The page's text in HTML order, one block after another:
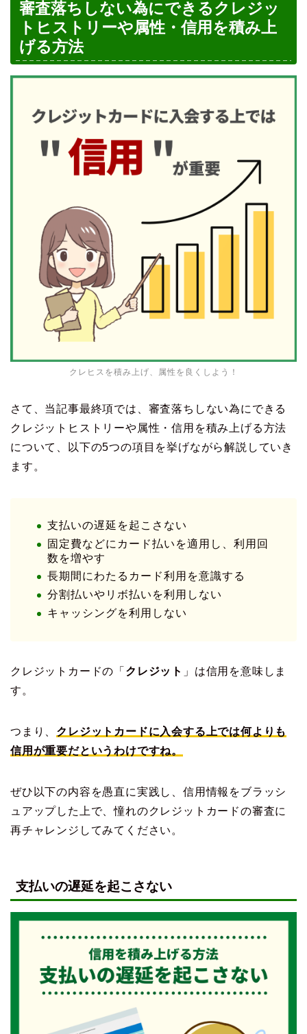
審査落ちしない為にできるクレジッ
トヒストリーや属性・信用を積み上
げる方法
クレヒスを積み上げ、属性を良くしよう！
さて、当記事最終項では、審査落ちしない為にできる
クレジットヒストリーや属性・信用を積み上げる方法
について、以下の5つの項目を挙げながら解説していき
ます。
支払いの遅延を起こさない
固定費などにカード払いを適用し、利用回
数を増やす
長期間にわたるカード利用を意識する
分割払いやリボ払いを利用しない
キャッシングを利用しない
クレジットカードの「 クレジット 」は信用を意味しま
す。
つまり、 クレジットカードに入会する上では何よりも
信用が重要だというわけですね。
ぜひ以下の内容を愚直に実践し、信用情報をブラッシ
ュアップした上で、憧れのクレジットカードの審査に
再チャレンジしてみてください。
支払いの遅延を起こさない